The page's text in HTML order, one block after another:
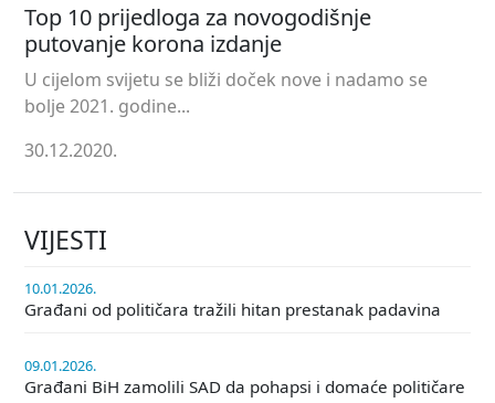
Top 10 prijedloga za novogodišnje
putovanje korona izdanje
U cijelom svijetu se bliži doček nove i nadamo se
bolje 2021. godine...
30.12.2020.
VIJESTI
10.01.2026.
Građani od političara tražili hitan prestanak padavina
09.01.2026.
Građani BiH zamolili SAD da pohapsi i domaće političare